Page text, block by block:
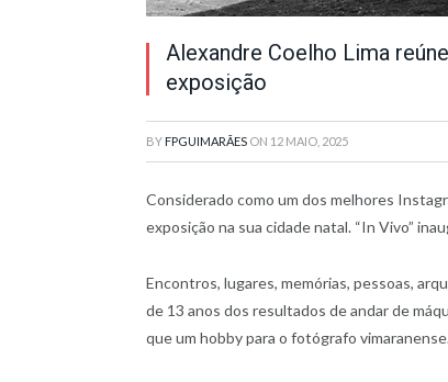
Alexandre Coelho Lima
exposição
BY FPGUIMARÃES ON 12 MAIO, 2025
Considerado como um dos melhores
exposição na sua cidade natal. “In Vivo”
Encontros, lugares, memórias, pessoas,
de 13 anos dos resultados de andar de
que um hobby para o fotógrafo